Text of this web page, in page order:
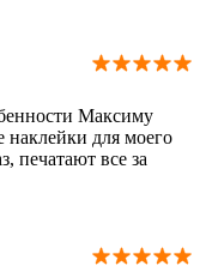
Максиму
наклейки для моего
печатают все за